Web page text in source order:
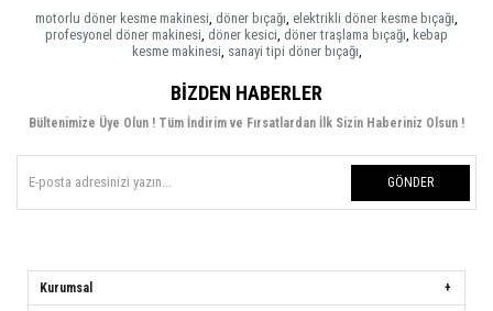
motorlu döner kesme makinesi döner bıçağı elektrikli döner kesme bıçağı
profesyonel döner makinesi döner kesici döner traşlama bıçağı kebap
kesme makinesi sanayi tipi döner bıçağı
BIZDEN HABERLER
Bültenimize Üye Olun ! Tüm İndirim ve Fırsatlardan İlk Sizin Haberiniz Olsun !
GÖNDER
Kurumsal